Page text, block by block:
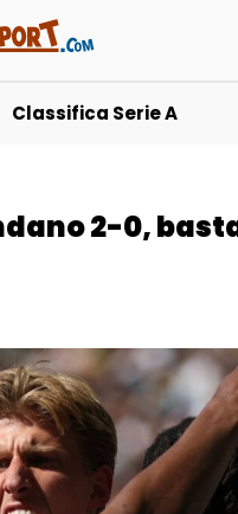
Tuttosport
Classifica Serie A
2-0,